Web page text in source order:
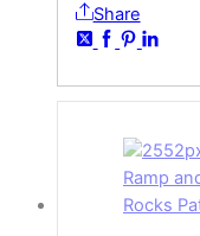
Share